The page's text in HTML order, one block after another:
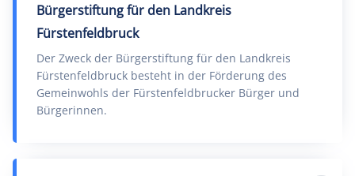
Bürgerstiftung für den Landkreis
Fürstenfeldbruck
Der Zweck der Bürgerstiftung für den Landkreis
Fürstenfeldbruck besteht in der Förderung des
Gemeinwohls der Fürstenfeldbrucker Bürger und
Bürgerinnen.